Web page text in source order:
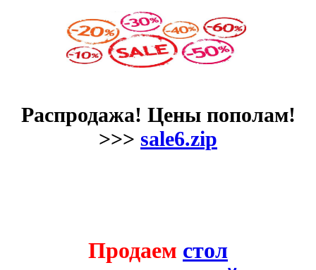
Распродажа! Цены пополам!
>>> sale6.zip
Продаем стол